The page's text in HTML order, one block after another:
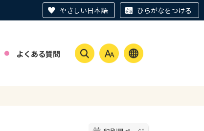
やさしい日本語 ひらがなをつける
よくある質問